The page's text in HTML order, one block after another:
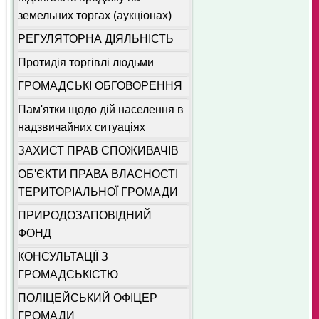
земельних торгах (аукціонах)
РЕГУЛЯТОРНА ДІЯЛЬНІСТЬ
Протидія торгівлі людьми
ГРОМАДСЬКІ ОБГОВОРЕННЯ
Пам'ятки щодо дій населення в
надзвичайних ситуаціях
ЗАХИСТ ПРАВ СПОЖИВАЧІВ
ОБ'ЄКТИ ПРАВА ВЛАСНОСТІ
ТЕРИТОРІАЛЬНОЇ ГРОМАДИ
ПРИРОДОЗАПОВІДНИЙ
ФОНД
КОНСУЛЬТАЦІЇ З
ГРОМАДСЬКІСТЮ
ПОЛІЦЕЙСЬКИЙ ОФІЦЕР
ГРОМАДИ